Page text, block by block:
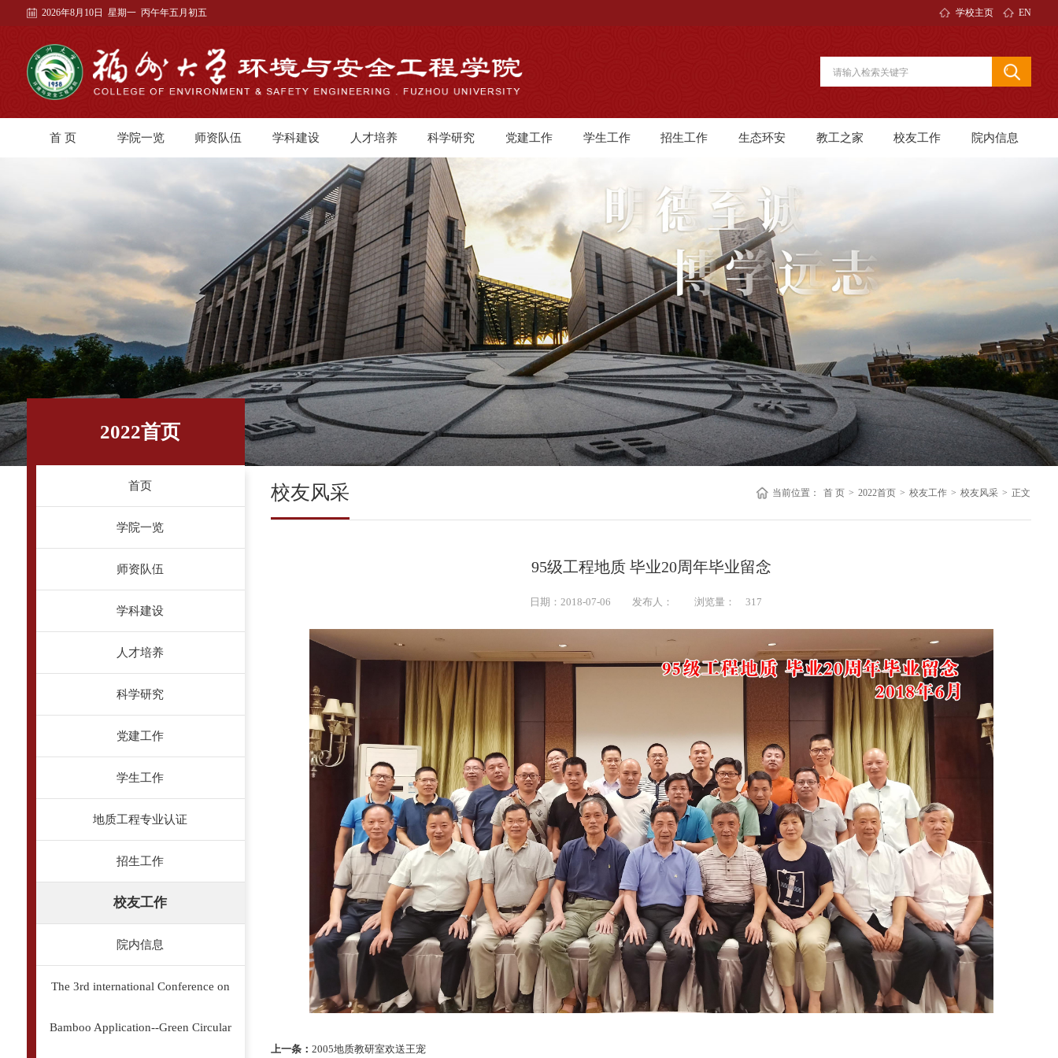
2026年8月10日 星期一 丙午年五月初五 学校主页 EN
首 页 学院一览 师资队伍 学科建设 人才培养 科学研究 党建工作 学生工作 招生工作 生态环安 教工之家 校友工作 院内信息
2022首页
首页
学院一览
师资队伍
学科建设
人才培养
科学研究
党建工作
学生工作
地质工程专业认证
招生工作
校友工作
院内信息
The 3rd international Conference on
Bamboo Application--Green Circular
校友风采 当前位置： 首 页 > 2022首页 > 校友工作 > 校友风采 > 正文
95级工程地质 毕业20周年毕业留念
日期：2018-07-06 发布人： 浏览量： 317
上一条：2005地质教研室欢送王宠